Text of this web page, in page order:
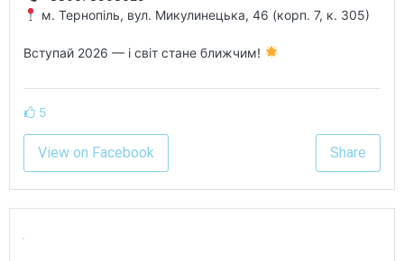
м. Тернопіль, вул. Микулинецька, 46 (корп. 7, к. 305)
Вступай 2026 — і світ стане ближчим!
5
View on Facebook Share